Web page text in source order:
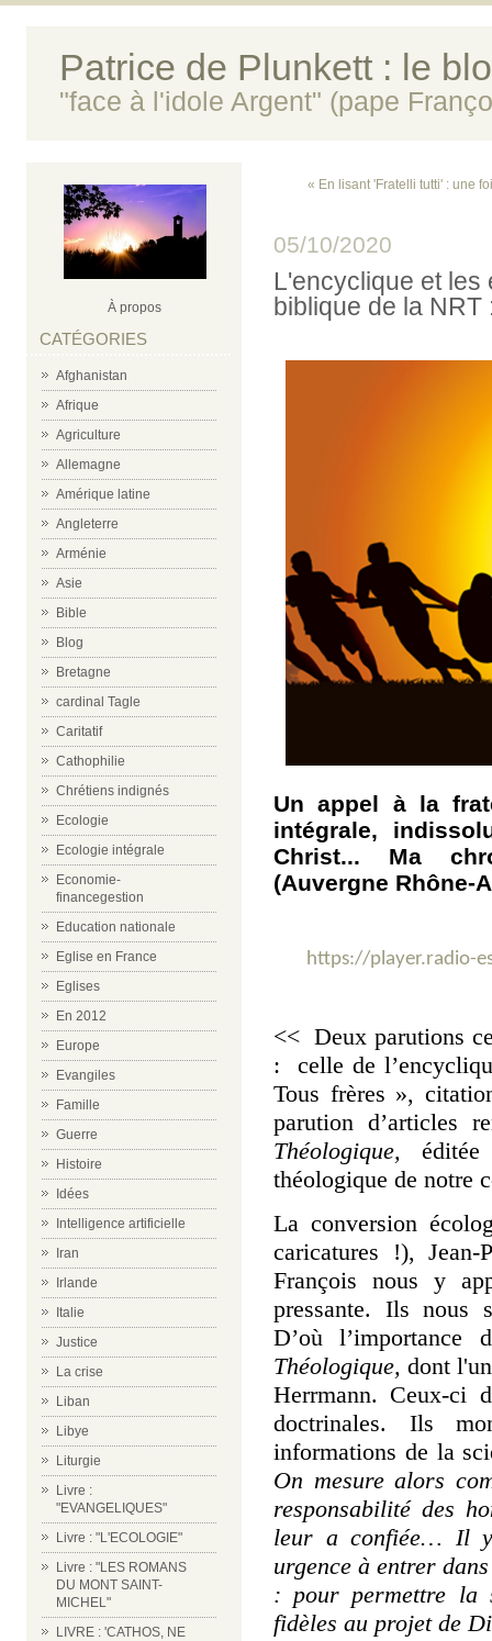
Patrice de Plunkett : le
"face à l'idole Argent" (pape
À propos
CATÉGORIES
Afghanistan
Afrique
Agriculture
Allemagne
Amérique latine
Angleterre
Arménie
Asie
Bible
Blog
Bretagne
cardinal Tagle
Caritatif
Cathophilie
Chrétiens indignés
Ecologie
Ecologie intégrale
Economie-
financegestion
Education nationale
Eglise en France
Eglises
En 2012
Europe
Evangiles
Famille
Guerre
Histoire
Idées
Intelligence artificielle
Iran
Irlande
Italie
Justice
La crise
Liban
Libye
Liturgie
Livre :
"EVANGELIQUES"
Livre : "L'ECOLOGIE"
Livre : "LES ROMANS
DU MONT SAINT-
MICHEL"
LIVRE : 'CATHOS, NE
« En lisant 'Fratelli tutti' : une
05/10/2020
L'encyclique et les
biblique de la
Un appel à la
intégrale,
Christ... Ma
(Auvergne Rhône-
https://player.radio-
<< Deux parutions
: celle de
Tous frères »,
parution d’articles
Théologique,
théologique de notre
La conversion
caricatures !),
François nous y
pressante. Ils nous
D’où
Théologique,dont
Herrmann. Ceux-ci
doctrinales. Ils
informations de la
On mesure alors
responsabilité des
leur a confiée… Il y
urgence à entrer
: pour permettre la
fidèles au projet de